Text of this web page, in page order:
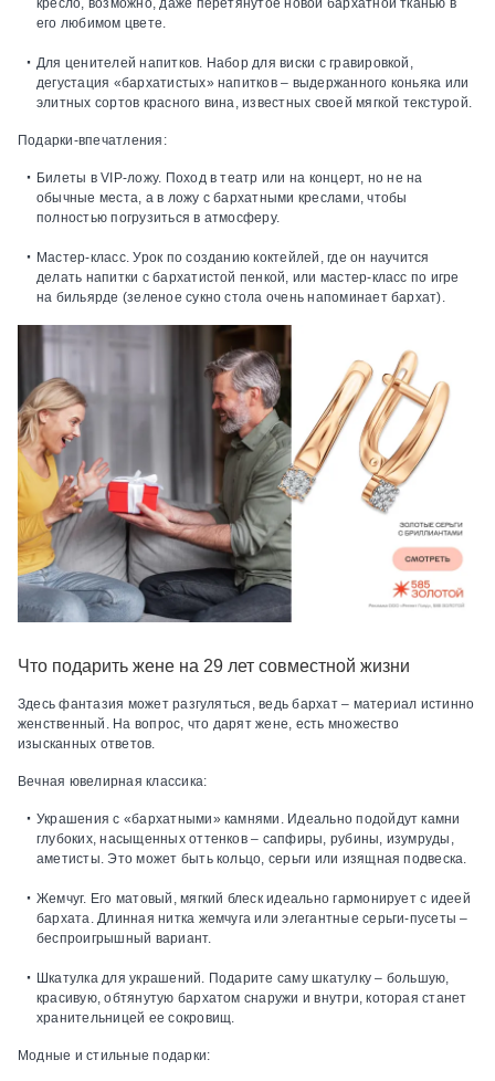
его любимом цвете.
Для ценителей напитков. Набор для виски с гравировкой,
дегустация «бархатистых» напитков – выдержанного коньяка или
элитных сортов красного вина, известных своей мягкой текстурой.
Подарки-впечатления:
Билеты в VIP-ложу. Поход в театр или на концерт, но не на
обычные места, а в ложу с бархатными креслами, чтобы
полностью погрузиться в атмосферу.
Мастер-класс. Урок по созданию коктейлей, где он научится
делать напитки с бархатистой пенкой, или мастер-класс по игре
на бильярде (зеленое сукно стола очень напоминает бархат).
Что подарить жене на 29 лет совместной жизни
Здесь фантазия может разгуляться, ведь бархат – материал истинно
женственный. На вопрос, что дарят жене, есть множество
изысканных ответов.
Вечная ювелирная классика:
Украшения с «бархатными» камнями.Идеально подойдут камни
глубоких, насыщенных оттенков – сапфиры, рубины, изумруды,
аметисты. Это может быть кольцо, серьги или изящная подвеска.
Жемчуг. Его матовый, мягкий блеск идеально гармонирует с идеей
бархата. Длинная нитка жемчуга или элегантные серьги-пусеты –
беспроигрышный вариант.
Шкатулка для украшений. Подарите саму шкатулку – большую,
красивую, обтянутую бархатом снаружи и внутри, которая станет
хранительницей ее сокровищ.
Модные и стильные подарки: